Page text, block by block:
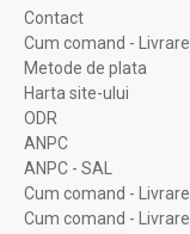
Contact
Cum comand - Livrare
Metode de plata
Harta site-ului
ODR
ANPC
ANPC - SAL
Cum comand - Livrare
Cum comand - Livrare